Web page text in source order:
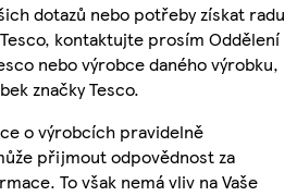
dotazů nebo potřeby získat radu
kontaktujte prosím Oddělení
nebo výrobce daného výrobku,
značky Tesco.
o výrobcích pravidelně
přijmout odpovědnost za
To však nemá vliv na Vaše